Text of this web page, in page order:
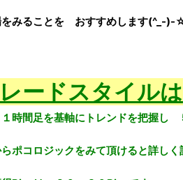
をみることを おすすめします(^_-)-
ードスタイルは
時間足を基軸にトレンドを把握し
コロジックをみて頂けると詳しく